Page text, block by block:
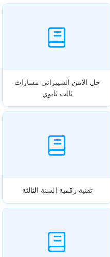
حل الامن السيبراني مسارات
ثالث ثانوي
تقنية رقمية السنة الثالثة